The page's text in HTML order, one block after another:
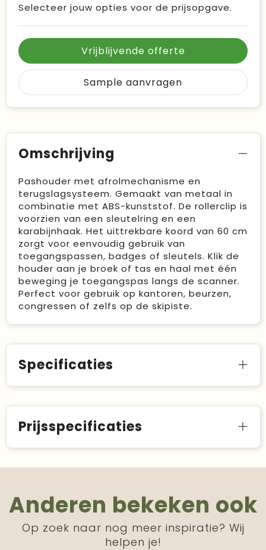
Selecteer jouw opties voor de prijsopgave.
Vrijblijvende offerte
Sample aanvragen
Omschrijving
Pashouder met afrolmechanisme en
terugslagsysteem. Gemaakt van metaal in
combinatie met ABS-kunststof. De rollerclip is
voorzien van een sleutelring en een
karabijnhaak. Het uittrekbare koord van 60 cm
zorgt voor eenvoudig gebruik van
toegangspassen, badges of sleutels. Klik de
houder aan je broek of tas en haal met één
beweging je toegangspas langs de scanner.
Perfect voor gebruik op kantoren, beurzen,
congressen of zelfs op de skipiste.
Specificaties
Prijsspecificaties
Anderen bekeken ook
Op zoek naar nog meer inspiratie? Wij
helpen je!